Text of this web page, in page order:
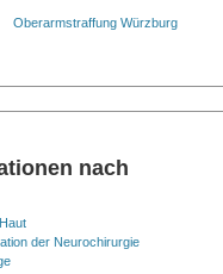
Oberarmstraffung Würzburg
nach
der Neurochirurgie